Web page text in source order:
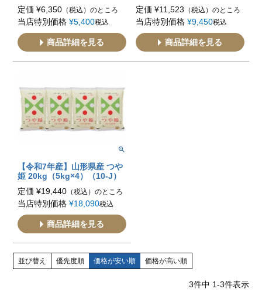
定価 ¥6,350 （税込）のところ
当店特別価格 ¥5,400税込
商品詳細を見る
定価 ¥11,523 （税込）のところ
当店特別価格 ¥9,450税込
商品詳細を見る
【令和7年産】山形県産 つや
姫 20kg（5kg×4）（10-J）
定価 ¥19,440 （税込）のところ
当店特別価格 ¥18,090税込
商品詳細を見る
並び替え 優先度順 価格が安い順 価格が高い順
3件中 1-3件表示